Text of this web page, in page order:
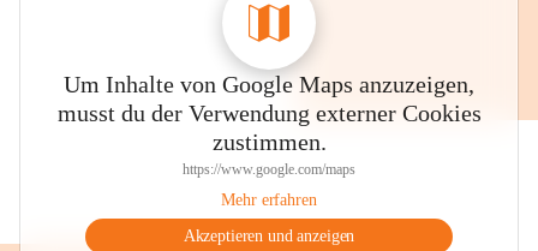
Um Inhalte von Google Maps anzuzeigen,
musst du der Verwendung externer Cookies
zustimmen.
https://www.google.com/maps
Mehr erfahren
Akzeptieren und anzeigen